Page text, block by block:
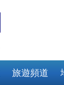
旅遊頻道